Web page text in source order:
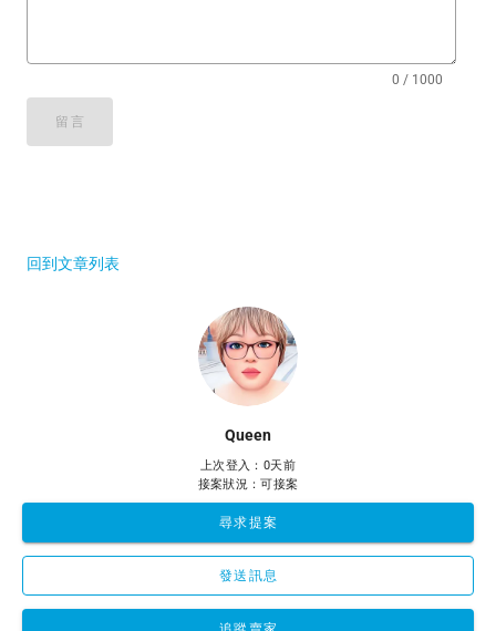
0 / 1000
留言
回到文章列表
Queen
上次登入：0天前
接案狀況：可接案
尋求提案
發送訊息